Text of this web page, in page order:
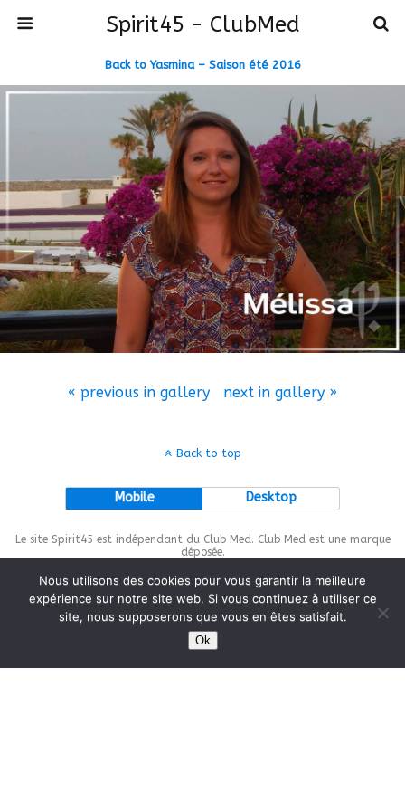
Spirit45 - ClubMed
Back to Yasmina – Saison été 2016
« previous in gallery next in gallery »
Back to top
Mobile Desktop
Le site Spirit45 est indépendant du Club Med. Club Med est une marque
déposée.
This site is protected bywp-copyrightpro.com
Nous utilisons des cookies pour vous garantir la meilleure
expérience sur notre site web. Si vous continuez à utiliser ce
site, nous supposerons que vous en êtes satisfait.
Ok